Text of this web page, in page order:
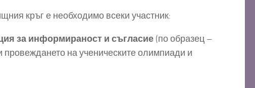
кръг е необходимо всеки участник:
за информираност и съгласие (по образец –
на ученическите олимпиади и